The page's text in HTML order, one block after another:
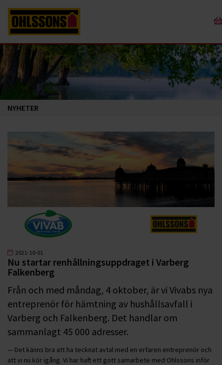
NYHETER
2021-10-01
Nu startar renhållningsuppdraget i Varberg
Falkenberg
Från och med måndag, 4 oktober, är vi Vivabs nya
entreprenör för hämtning av hushållsavfall i
Varberg och Falkenberg. Det handlar om
sammanlagt 45 000 adresser.
— Det känns bra att ha tecknat avtal med en erfaren entreprenör och
att vi nu kör igång. Vi har haft ett gott samarbete med Ohlssons inför